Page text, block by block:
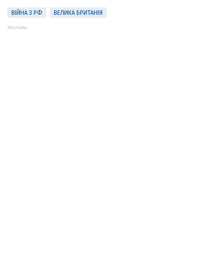
ВІЙНА З РФ ВЕЛИКА БРИТАНІЯ
РЕКЛАМА: